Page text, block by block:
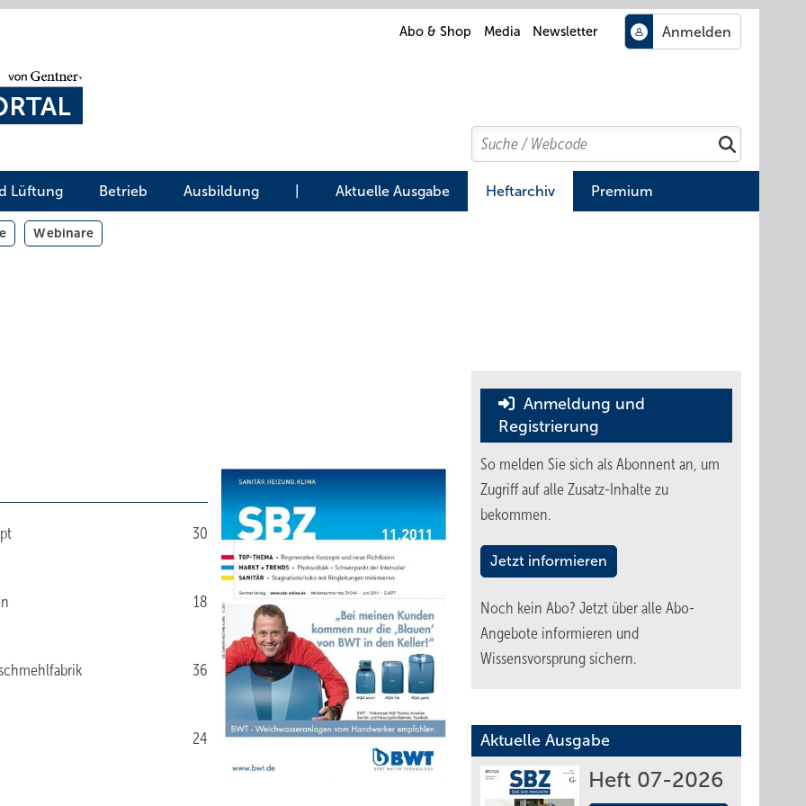
Abo & Shop Media Newsletter
Search
Suchen
Lüftung Betrieb Ausbildung Aktuelle Ausgabe Heftarchiv Premium
Webinare
30
18
36
24
Anmeldung und
Registrierung
So melden Sie sich als Abonnent an, um
Zugriff auf alle Zusatz-Inhalte zu
bekommen.
Jetzt informieren
Noch kein Abo? Jetzt über alle Abo-
Angebote informieren und
Wissensvorsprung sichern.
Aktuelle Ausgabe
Heft 07-2026